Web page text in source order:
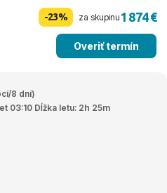
-23% za skupinu1 874 €
Overiť termín
8 dní)
03:10 Dĺžka letu: 2h 25m